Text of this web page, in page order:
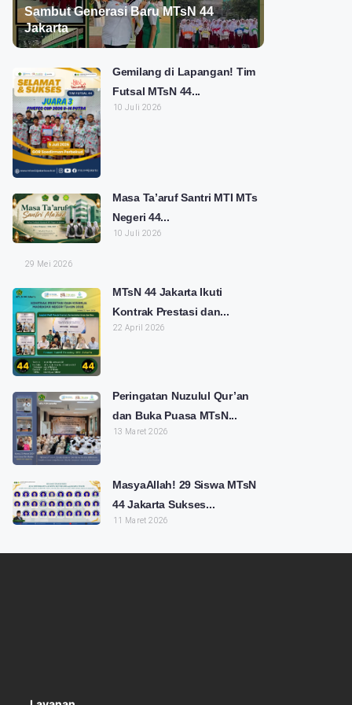
Sambut Generasi Baru MTsN 44
Jakarta
Gemilang di Lapangan! Tim
Futsal MTsN 44...
10 Juli 2026
Masa Ta’aruf Santri MTI MTs
Negeri 44...
10 Juli 2026
29 Mei 2026
MTsN 44 Jakarta Ikuti
Kontrak Prestasi dan...
22 April 2026
Peringatan Nuzulul Qur’an
dan Buka Puasa MTsN...
13 Maret 2026
MasyaAllah! 29 Siswa MTsN
44 Jakarta Sukses...
11 Maret 2026